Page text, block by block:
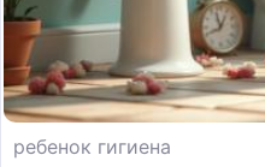
ребенок гигиена